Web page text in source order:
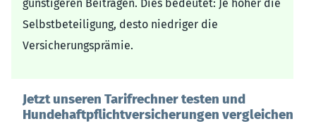
günstigeren Beiträgen. Dies bedeutet: Je höher die
Selbstbeteiligung, desto niedriger die
Versicherungsprämie.
Jetzt unseren Tarifrechner testen und
Hundehaftpflichtversicherungen vergleichen